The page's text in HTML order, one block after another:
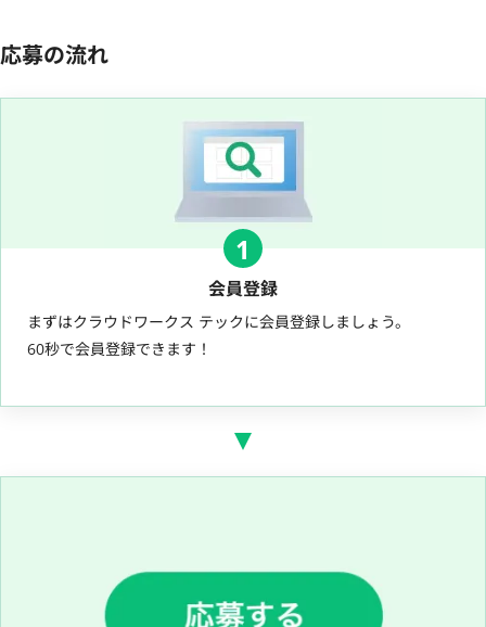
応募の流れ
1
会員登録
まずはクラウドワークス テックに会員登録しましょう。
60秒で会員登録できます！